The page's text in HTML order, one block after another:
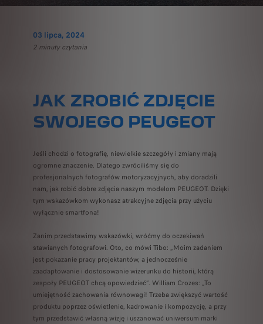
03 lipca, 2024
2 minuty czytania
JAK ZROBIĆ ZDJĘCIE
SWOJEGO PEUGEOT
Jeśli chodzi o fotografię, niewielkie szczegóły i zmiany mają
ogromne znaczenie. Dlatego zwróciliśmy się do
profesjonalnych fotografów motoryzacyjnych, aby doradzili
nam, jak robić dobre zdjęcia naszym modelom PEUGEOT. Dzięki
tym wskazówkom wykonasz atrakcyjne zdjęcia przy użyciu
wyłącznie smartfona!
Zanim przedstawimy wskazówki, wróćmy do oczekiwań
stawianych fotografowi. Oto, co mówi Tibo: „Moim zadaniem
jest pokazanie pracy projektantów, a jednocześnie
zaadaptowanie i dostosowanie wizerunku do historii, którą
zespoły PEUGEOT chcą opowiedzieć”. William Crozes: „To
umiejętność zachowania równowagi! Trzeba zwiększyć wartość
produktu poprzez oświetlenie, kadrowanie i kompozycję, a przy
tym przedstawić własną wizję i uszanować uniwersum marki